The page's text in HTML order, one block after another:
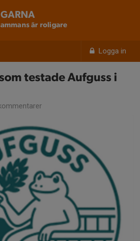
Logga in
är roligare
testade Aufguss i